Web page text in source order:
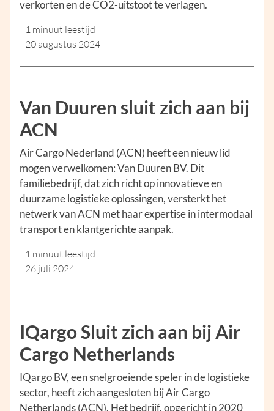
verkorten en de CO2-uitstoot te verlagen.
1 minuut leestijd
20 augustus 2024
Van Duuren sluit zich aan bij
ACN
Air Cargo Nederland (ACN) heeft een nieuw lid
mogen verwelkomen: Van Duuren BV. Dit
familiebedrijf, dat zich richt op innovatieve en
duurzame logistieke oplossingen, versterkt het
netwerk van ACN met haar expertise in intermodaal
transport en klantgerichte aanpak.
1 minuut leestijd
26 juli 2024
IQargo Sluit zich aan bij Air
Cargo Netherlands
IQargo BV, een snelgroeiende speler in de logistieke
sector, heeft zich aangesloten bij Air Cargo
Netherlands (ACN). Het bedrijf, opgericht in 2020